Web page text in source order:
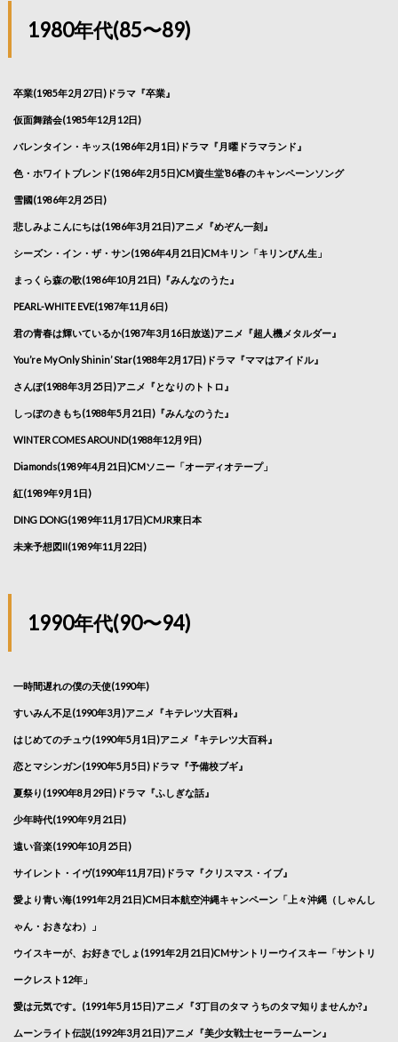
1980年代(85〜89)
卒業(1985年2月27日)ドラマ『卒業』
仮面舞踏会(1985年12月12日)
バレンタイン・キッス(1986年2月1日)ドラマ『月曜ドラマランド』
色・ホワイトブレンド(1986年2月5日)CM資生堂’86春のキャンペーンソング
雪國(1986年2月25日)
悲しみよこんにちは(1986年3月21日)アニメ『めぞん一刻』
シーズン・イン・ザ・サン(1986年4月21日)CMキリン「キリンびん生」
まっくら森の歌(1986年10月21日)『みんなのうた』
PEARL-WHITE EVE(1987年11月6日)
君の青春は輝いているか(1987年3月16日放送)アニメ『超人機メタルダー』
You’re My Only Shinin’ Star(1988年2月17日)ドラマ『ママはアイドル』
さんぽ(1988年3月25日)アニメ『となりのトトロ』
しっぽのきもち(1988年5月21日)『みんなのうた』
WINTER COMES AROUND(1988年12月9日)
Diamonds(1989年4月21日)CMソニー「オーディオテープ」
紅(1989年9月1日)
DING DONG(1989年11月17日)CMJR東日本
未来予想図II(1989年11月22日)
1990年代(90〜94)
一時間遅れの僕の天使(1990年)
すいみん不足(1990年3月)アニメ『キテレツ大百科』
はじめてのチュウ(1990年5月1日)アニメ『キテレツ大百科』
恋とマシンガン(1990年5月5日)ドラマ『予備校ブギ』
夏祭り(1990年8月29日)ドラマ『ふしぎな話』
少年時代(1990年9月21日)
遠い音楽(1990年10月25日)
サイレント・イヴ(1990年11月7日)ドラマ『クリスマス・イブ』
愛より青い海(1991年2月21日)CM日本航空沖縄キャンペーン「上々沖縄（しゃんし
ゃん・おきなわ）」
ウイスキーが、お好きでしょ(1991年2月21日)CMサントリーウイスキー「サントリ
ークレスト12年」
愛は元気です。(1991年5月15日)アニメ『3丁目のタマ うちのタマ知りませんか?』
ムーンライト伝説(1992年3月21日)アニメ『美少女戦士セーラームーン』